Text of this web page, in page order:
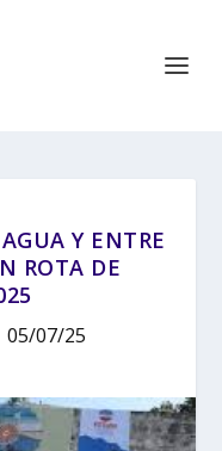
Y ENTRE
ROTA DE
05/07/25